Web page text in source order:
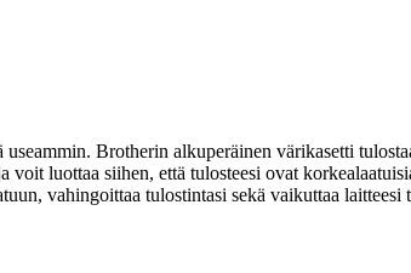
Brotherin alkuperäinen värikasetti
luottaa siihen, että tulosteesi ovat
vahingoittaa tulostintasi sekä vaikuttaa